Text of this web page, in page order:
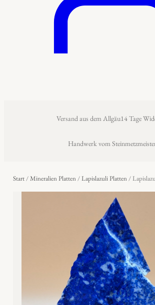
Versand aus dem Allgäu14 Tage
Handwerk vom
Start/Mineralien Platten/Lapislazuli Platten/